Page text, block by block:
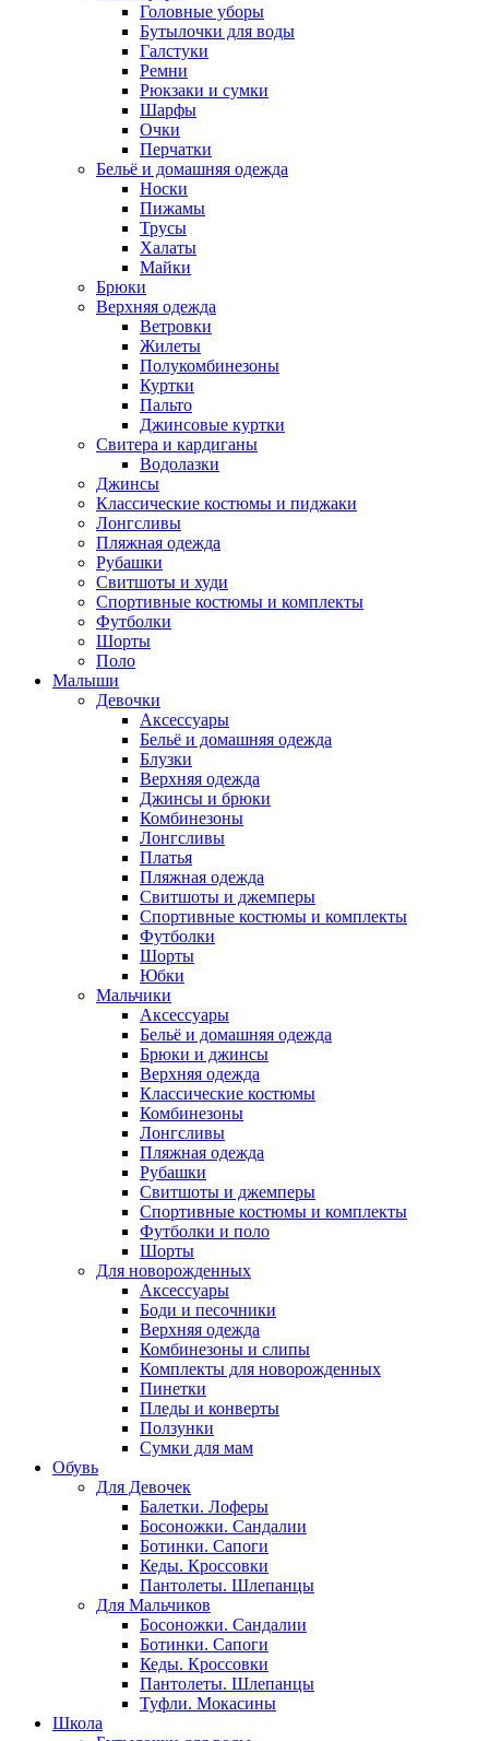
Головные уборы
Бутылочки для воды
Галстуки
Ремни
Рюкзаки и сумки
Шарфы
Очки
Перчатки
Бельё и домашняя одежда
Носки
Пижамы
Трусы
Халаты
Майки
Брюки
Верхняя одежда
Ветровки
Жилеты
Полукомбинезоны
Куртки
Пальто
Джинсовые куртки
Свитера и кардиганы
Водолазки
Джинсы
Классические костюмы и пиджаки
Лонгсливы
Пляжная одежда
Рубашки
Свитшоты и худи
Спортивные костюмы и комплекты
Футболки
Шорты
Поло
Малыши
Девочки
Аксессуары
Бельё и домашняя одежда
Блузки
Верхняя одежда
Джинсы и брюки
Комбинезоны
Лонгсливы
Платья
Пляжная одежда
Свитшоты и джемперы
Спортивные костюмы и комплекты
Футболки
Шорты
Юбки
Мальчики
Аксессуары
Бельё и домашняя одежда
Брюки и джинсы
Верхняя одежда
Классические костюмы
Комбинезоны
Лонгсливы
Пляжная одежда
Рубашки
Свитшоты и джемперы
Спортивные костюмы и комплекты
Футболки и поло
Шорты
Для новорожденных
Аксессуары
Боди и песочники
Верхняя одежда
Комбинезоны и слипы
Комплекты для новорожденных
Пинетки
Пледы и конверты
Ползунки
Сумки для мам
Обувь
Для Девочек
Балетки. Лоферы
Босоножки. Сандалии
Ботинки. Сапоги
Кеды. Кроссовки
Пантолеты. Шлепанцы
Для Мальчиков
Босоножки. Сандалии
Ботинки. Сапоги
Кеды. Кроссовки
Пантолеты. Шлепанцы
Туфли. Мокасины
Школа